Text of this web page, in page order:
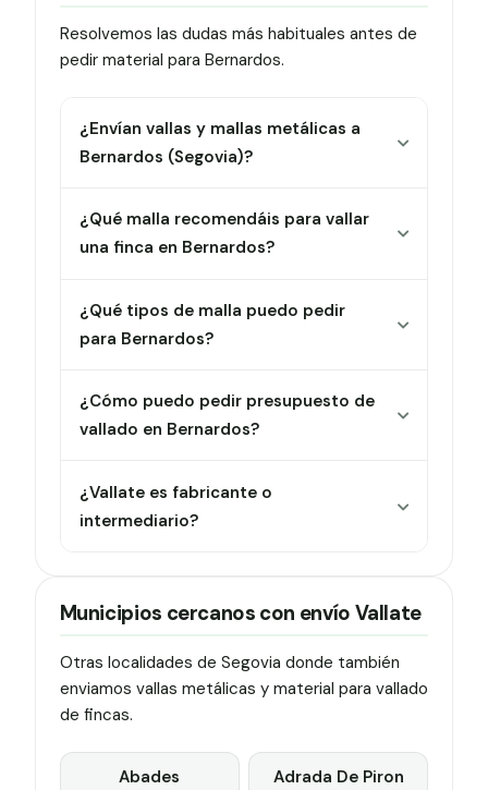
Resolvemos las dudas más habituales antes de
pedir material para Bernardos.
¿Envían vallas y mallas metálicas a
Bernardos (Segovia)?
¿Qué malla recomendáis para vallar
una finca en Bernardos?
¿Qué tipos de malla puedo pedir
para Bernardos?
¿Cómo puedo pedir presupuesto de
vallado en Bernardos?
¿Vallate es fabricante o
intermediario?
Municipios cercanos con envío Vallate
Otras localidades de Segovia donde también
enviamos vallas metálicas y material para vallado
de fincas.
Abades Adrada De Piron